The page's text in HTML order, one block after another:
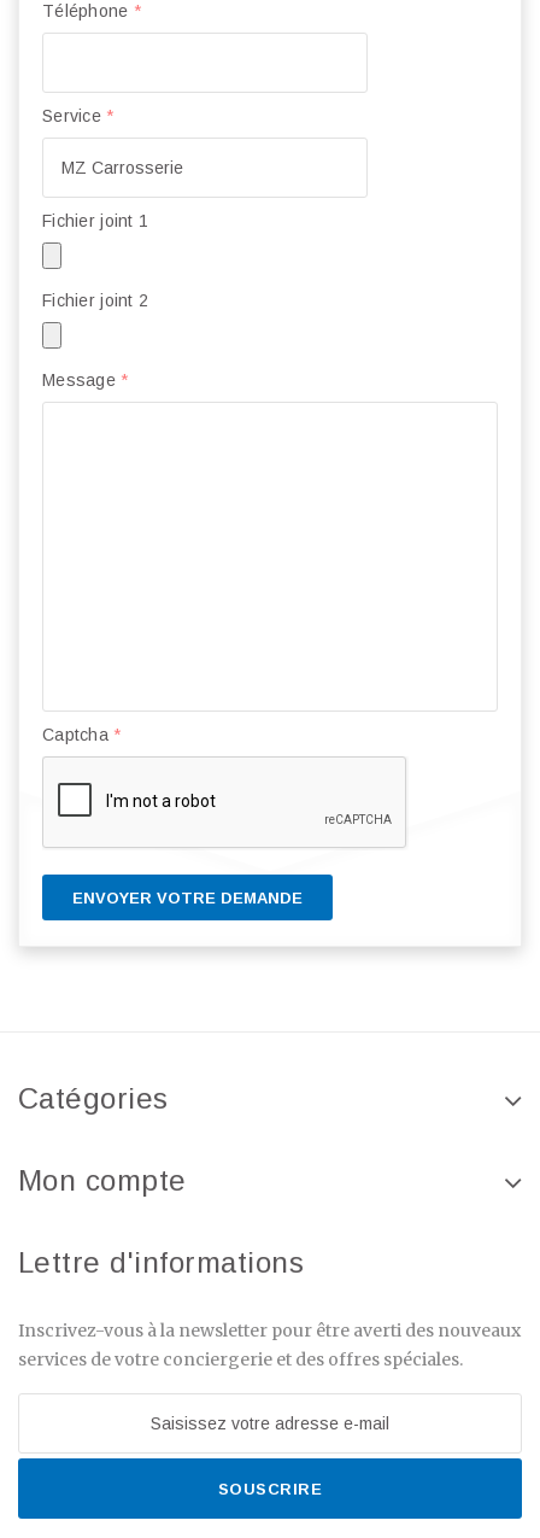
Téléphone *
Service *
Fichier joint 1
Fichier joint 2
Message *
Captcha *
ENVOYER VOTRE DEMANDE
Catégories
Mon compte
Lettre d'informations
Inscrivez-vous à la newsletter pour être averti des nouveaux
services de votre conciergerie et des offres spéciales.
SOUSCRIRE